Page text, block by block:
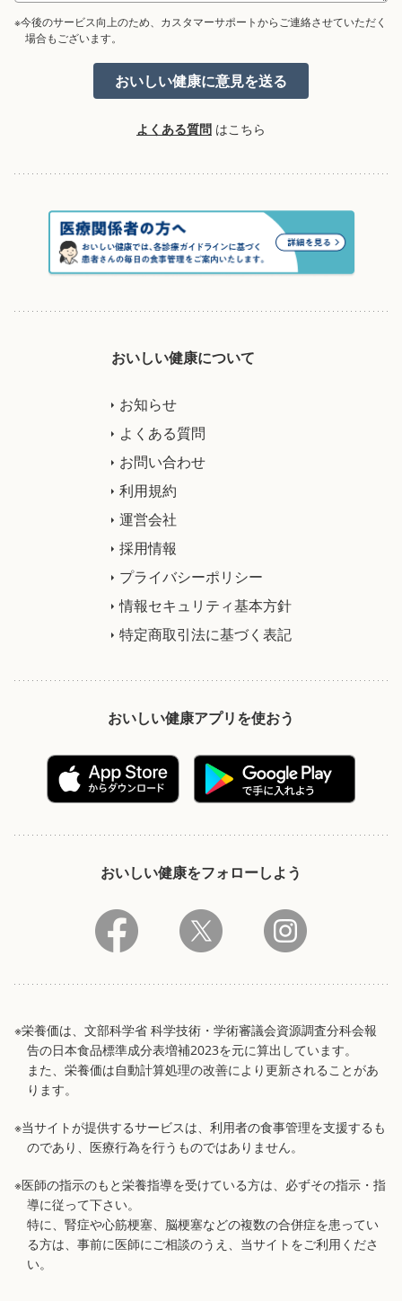
※今後のサービス向上のため、カスタマーサポートからご連絡させていただく
場合もございます。
よくある質問 はこちら
おいしい健康について
お知らせ
よくある質問
お問い合わせ
利用規約
運営会社
採用情報
プライバシーポリシー
情報セキュリティ基本方針
特定商取引法に基づく表記
おいしい健康アプリを使おう
おいしい健康をフォローしよう
※栄養価は、文部科学省 科学技術・学術審議会資源調査分科会報
告の日本食品標準成分表増補2023を元に算出しています。
また、栄養価は自動計算処理の改善により更新されることがあ
ります。
※当サイトが提供するサービスは、利用者の食事管理を支援するも
のであり、医療行為を行うものではありません。
※医師の指示のもと栄養指導を受けている方は、必ずその指示・指
導に従って下さい。
特に、腎症や心筋梗塞、脳梗塞などの複数の合併症を患ってい
る方は、事前に医師にご相談のうえ、当サイトをご利用くださ
い。